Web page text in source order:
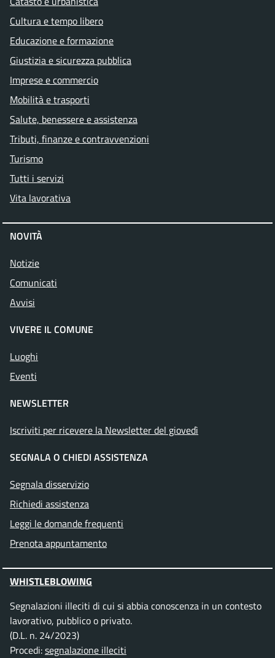
Cultura e tempo libero
Educazione e formazione
Giustizia e sicurezza pubblica
Imprese e commercio
Mobilità e trasporti
Salute, benessere e assistenza
Tributi, finanze e contravvenzioni
Turismo
Tutti i servizi
Vita lavorativa
NOVITÀ
Notizie
Comunicati
Avvisi
VIVERE IL COMUNE
Luoghi
Eventi
NEWSLETTER
Iscriviti per ricevere la Newsletter del giovedì
SEGNALA O CHIEDI ASSISTENZA
Segnala disservizio
Richiedi assistenza
Leggi le domande frequenti
Prenota appuntamento
WHISTLEBLOWING
Segnalazioni illeciti di cui si abbia conoscenza in un contesto
lavorativo, pubblico o privato.
(D.L. n. 24/2023)
Procedi:segnalazione illeciti